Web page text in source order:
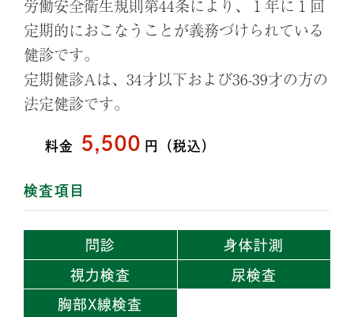
労働安全衛生規則第44条により、１年に１回
定期的におこなうことが義務づけられている
健診です。
定期健診Aは、34才以下および36-39才の方の
法定健診です。
料金 5,500 円（税込）
検査項目
問診 身体計測
視力検査 尿検査
胸部X線検査